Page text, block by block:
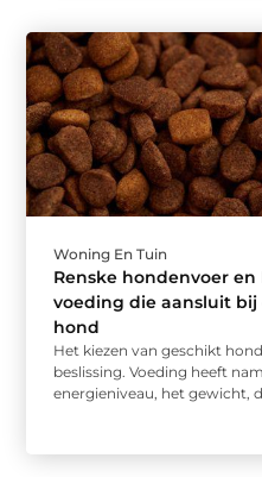
Woning En Tuin
Renske hondenvoer en
voeding die aansluit
hond
Het kiezen van geschikt
beslissing. Voeding heeft
energieniveau, het gewicht,